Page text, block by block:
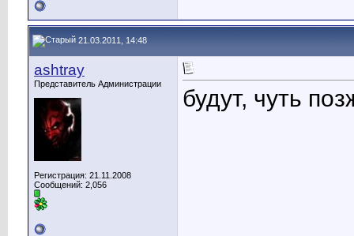
21.03.2011, 14:48
ashtray
Представитель Администрации
Регистрация: 21.11.2008
Сообщений: 2,056
будут, чуть